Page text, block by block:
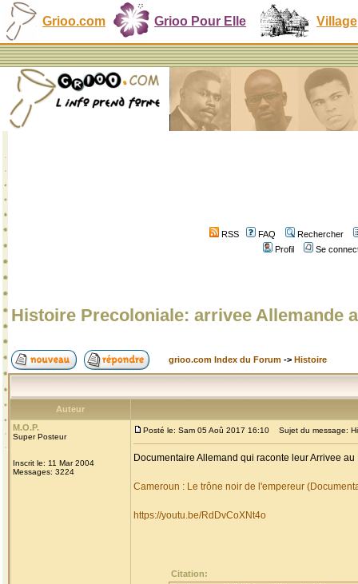
Grioo.com Grioo Pour Elle Village
RSS FAQ
Rechercher
Profil
Se
Histoire Precoloniale: arrivee Allemande
grioo.com Index du Forum -> Histoire
Auteur
M.O.P.
Super Posteur
Inscrit le: 11 Mar 2004
Messages: 3224
Posté le: Sam 05 Aoû 2017 16:10 Sujet du message:
Documentaire Allemand qui raconte leur Arrivee
Cameroun : Le trône noir de l'empereur
https://youtu.be/RdDvCoXNt4o
Citation: